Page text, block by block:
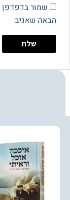
בדפדפן זה את
שאגיב.
מרחב